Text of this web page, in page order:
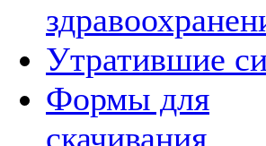
Утратившие
Формы для
скачивания